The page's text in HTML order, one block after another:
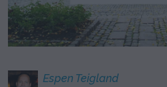
Espen Teigland